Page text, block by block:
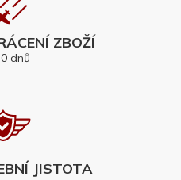
ZBOŽÍ
dnů
JISTOTA